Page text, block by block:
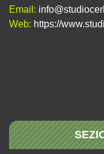
Email:
Web: https://